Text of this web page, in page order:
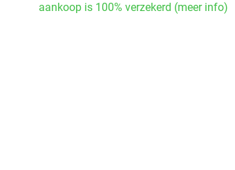
aankoop is 100% verzekerd (meer info)